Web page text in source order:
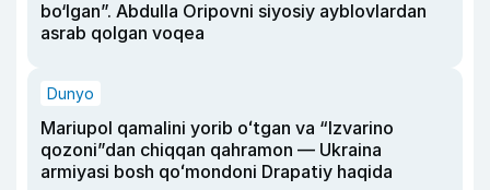
bo‘lgan”. Abdulla Oripovni siyosiy ayblovlardan
asrab qolgan voqea
Dunyo
Mariupol qamalini yorib oʻtgan va “Izvarino
qozoni”dan chiqqan qahramon — Ukraina
armiyasi bosh qoʻmondoni Drapatiy haqida